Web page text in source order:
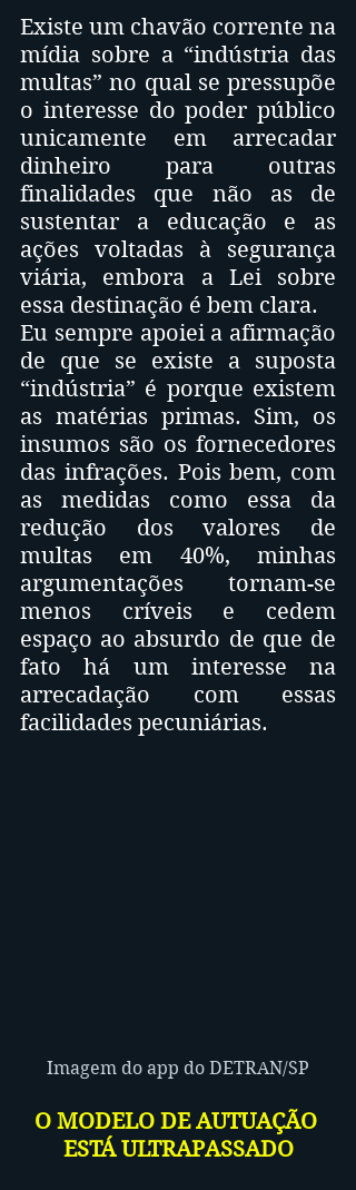
Existe um chavão corrente na
mídia sobre a “indústria das
multas” no qual se pressupõe
o interesse do poder público
unicamente em arrecadar
dinheiro para outras
finalidades que não as de
sustentar a educação e as
ações voltadas à segurança
viária, embora a Lei sobre
essa destinação é bem clara.
Eu sempre apoiei a afirmação
de que se existe a suposta
“indústria” é porque existem
as matérias primas. Sim, os
insumos são os fornecedores
das infrações. Pois bem, com
as medidas como essa da
redução dos valores de
multas em 40%, minhas
argumentações tornam-se
menos críveis e cedem
espaço ao absurdo de que de
fato há um interesse na
arrecadação com essas
facilidades pecuniárias.
Imagem do app do DETRAN/SP
O MODELO DE AUTUAÇÃO
ESTÁ ULTRAPASSADO